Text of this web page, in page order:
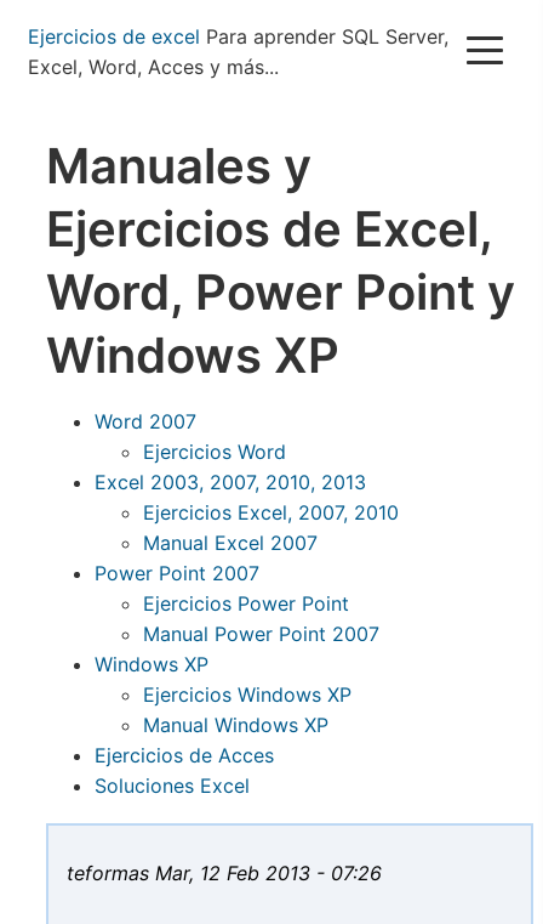
Pasar
contenido
Ejercicios de excel Para aprender SQL Server,
Excel, Word, Acces y más...
Manuales y
Ejercicios de Excel,
Word, Power Point y
Windows XP
Word 2007
Ejercicios Word
Excel 2003, 2007, 2010, 2013
Ejercicios Excel, 2007, 2010
Manual Excel 2007
Power Point 2007
Ejercicios Power Point
Manual Power Point 2007
Windows XP
Ejercicios Windows XP
Manual Windows XP
Ejercicios de Acces
Soluciones Excel
teformas Mar, 12 Feb 2013 - 07:26